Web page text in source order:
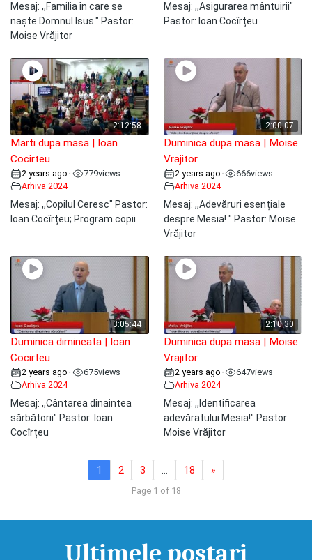
Mesaj: ,,Familia în care se
naște Domnul Isus." Pastor:
Moise Vrăjitor
Mesaj: ,,Asigurarea mântuirii"
Pastor: Ioan Cocîrțeu
2:12:58
Marti dupa masa | Ioan
Cocirteu
2 years ago • 779views
Arhiva 2024
Mesaj: ,,Copilul Ceresc" Pastor:
Ioan Cocîrțeu; Program copii
2:00:07
Duminica dupa masa | Moise
Vrajitor
2 years ago • 666views
Arhiva 2024
Mesaj: ,,Adevăruri esențiale
despre Mesia! " Pastor: Moise
Vrăjitor
3:05:44
Duminica dimineata | Ioan
Cocirteu
2 years ago • 675views
Arhiva 2024
Mesaj: ,,Cântarea dinaintea
sărbătorii" Pastor: Ioan
Cocîrțeu
2:10:30
Duminica dupa masa | Moise
Vrajitor
2 years ago • 647views
Arhiva 2024
Mesaj: ,,Identificarea
adevăratului Mesia!" Pastor:
Moise Vrăjitor
1 2 3 18 »
Page 1 of 18
Ultimele postari